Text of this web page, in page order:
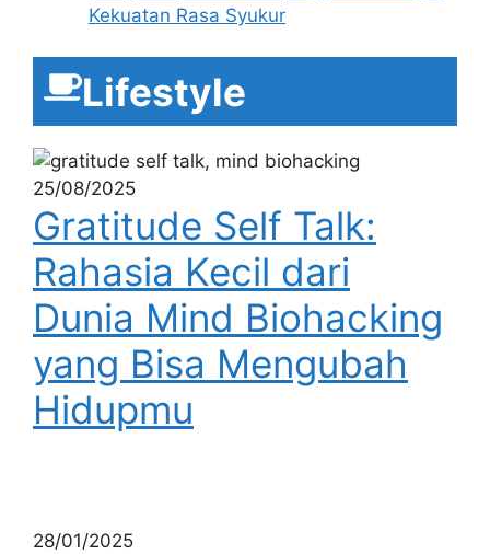
Kekuatan Rasa Syukur
Lifestyle
25/08/2025
Gratitude Self Talk:
Rahasia Kecil dari
Dunia Mind Biohacking
yang Bisa Mengubah
Hidupmu
28/01/2025